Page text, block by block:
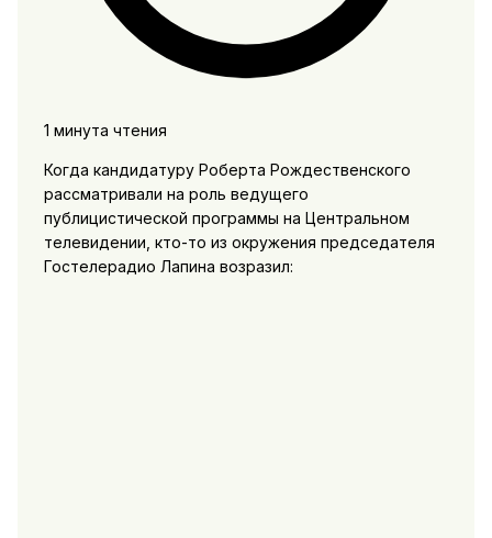
1 минута чтения
Когда кандидатуру Роберта Рождественского
рассматривали на роль ведущего
публицистической программы на Центральном
телевидении, кто-то из окружения председателя
Гостелерадио Лапина возразил: